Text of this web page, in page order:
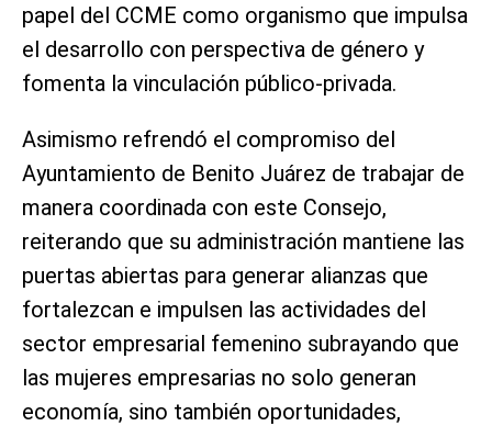
papel del CCME como organismo que impulsa
el desarrollo con perspectiva de género y
fomenta la vinculación público-privada.
Asimismo refrendó el compromiso del
Ayuntamiento de Benito Juárez de trabajar de
manera coordinada con este Consejo,
reiterando que su administración mantiene las
puertas abiertas para generar alianzas que
fortalezcan e impulsen las actividades del
sector empresarial femenino subrayando que
las mujeres empresarias no solo generan
economía, sino también oportunidades,